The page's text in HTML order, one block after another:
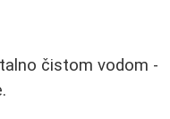
čistom vodom -